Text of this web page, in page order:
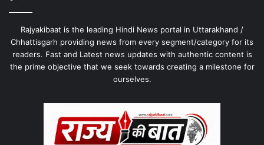
Rajyakibaat is the leading Hindi News portal in Uttarakhand /
Chhattisgarh providing news from every segment/category for its
readers. Fast and Latest news updates with authentic content is
the prime objective that we seek towards creating a milestone for
ourselves.